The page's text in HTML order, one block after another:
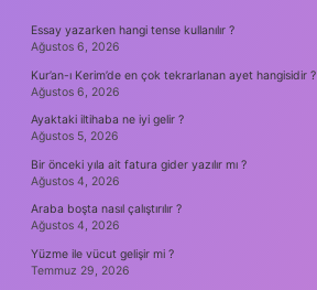
Essay yazarken hangi tense kullanılır ?
Ağustos 6, 2026
Kur’an-ı Kerim’de en çok tekrarlanan ayet hangisidir ?
Ağustos 6, 2026
Ayaktaki iltihaba ne iyi gelir ?
Ağustos 5, 2026
Bir önceki yıla ait fatura gider yazılır mı ?
Ağustos 4, 2026
Araba boşta nasıl çalıştırılır ?
Ağustos 4, 2026
Yüzme ile vücut gelişir mi ?
Temmuz 29, 2026